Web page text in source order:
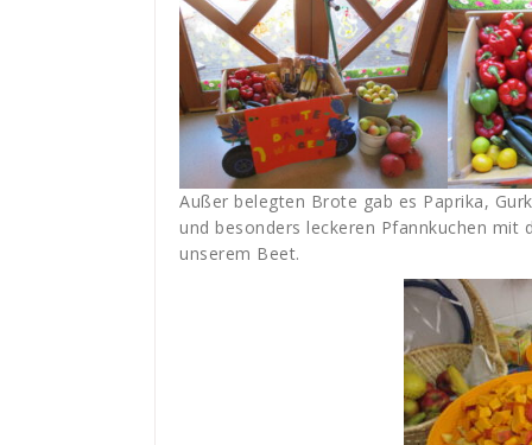
Außer belegten Brote gab es Paprika,
und besonders leckeren Pfannkuchen mit
unserem Beet.